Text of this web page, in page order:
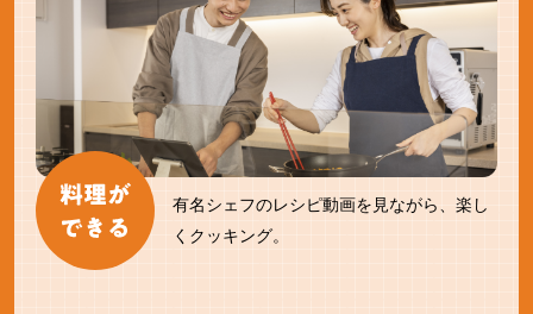
有名シェフのレシピ動画を見ながら、楽し
くクッキング。